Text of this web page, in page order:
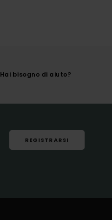
Hai bisogno di aiuto?
REGISTRARSI